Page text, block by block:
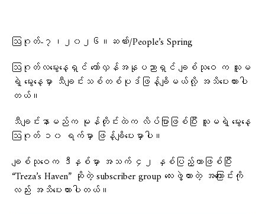
ဩဂုတ်-၇၊၂၀၂၆။ဆဏ်း/People’s Spring
ဩဂုတ်လမွေးနေ့ရှင် တော်လှန်အနုပညာရှင် ချစ်သုဝေ က သူမ
ရဲ့ မွေးနေ့မှာ သီချင်းသစ်တစ်ပုဒ်ဖြန့်ချိမယ်လို့ အသိပေးထားပါ
တယ်။
သီချင်းနာမည်က မုန်တိုင်းထဲက လိပ်ပြာဖြစ်ပြီး သူမရဲ့ မွေးနေ့
ဩဂုတ် ၁၀ ရက်မှာ ဖြန့်ချိပေးမှာပါ။
ချစ်သုဝေက ဒီနှစ်မှာ အသက် ၄၂ နှစ်ပြည့်တာဖြစ်ပြီး
“Treza’s Haven” ဆိုတဲ့ subscriber group လေးဖွဲ့ထားတဲ့ အကြောင်းကို
လည်း အသိပေးထားပါတယ်။